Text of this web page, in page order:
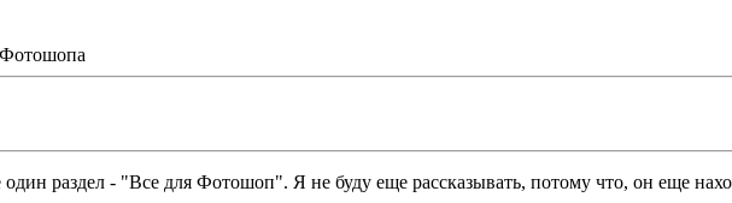
раздел - "Все для Фотошоп". Я не буду еще рассказывать, потому что, он еще